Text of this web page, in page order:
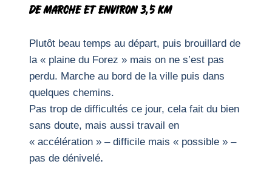
de marche et environ 3,5 km
Plutôt beau temps au départ, puis brouillard de
la « plaine du Forez » mais on ne s’est pas
perdu. Marche au bord de la ville puis dans
quelques chemins.
Pas trop de difficultés ce jour, cela fait du bien
sans doute, mais aussi travail en
« accélération » – difficile mais « possible » –
pas de dénivelé.